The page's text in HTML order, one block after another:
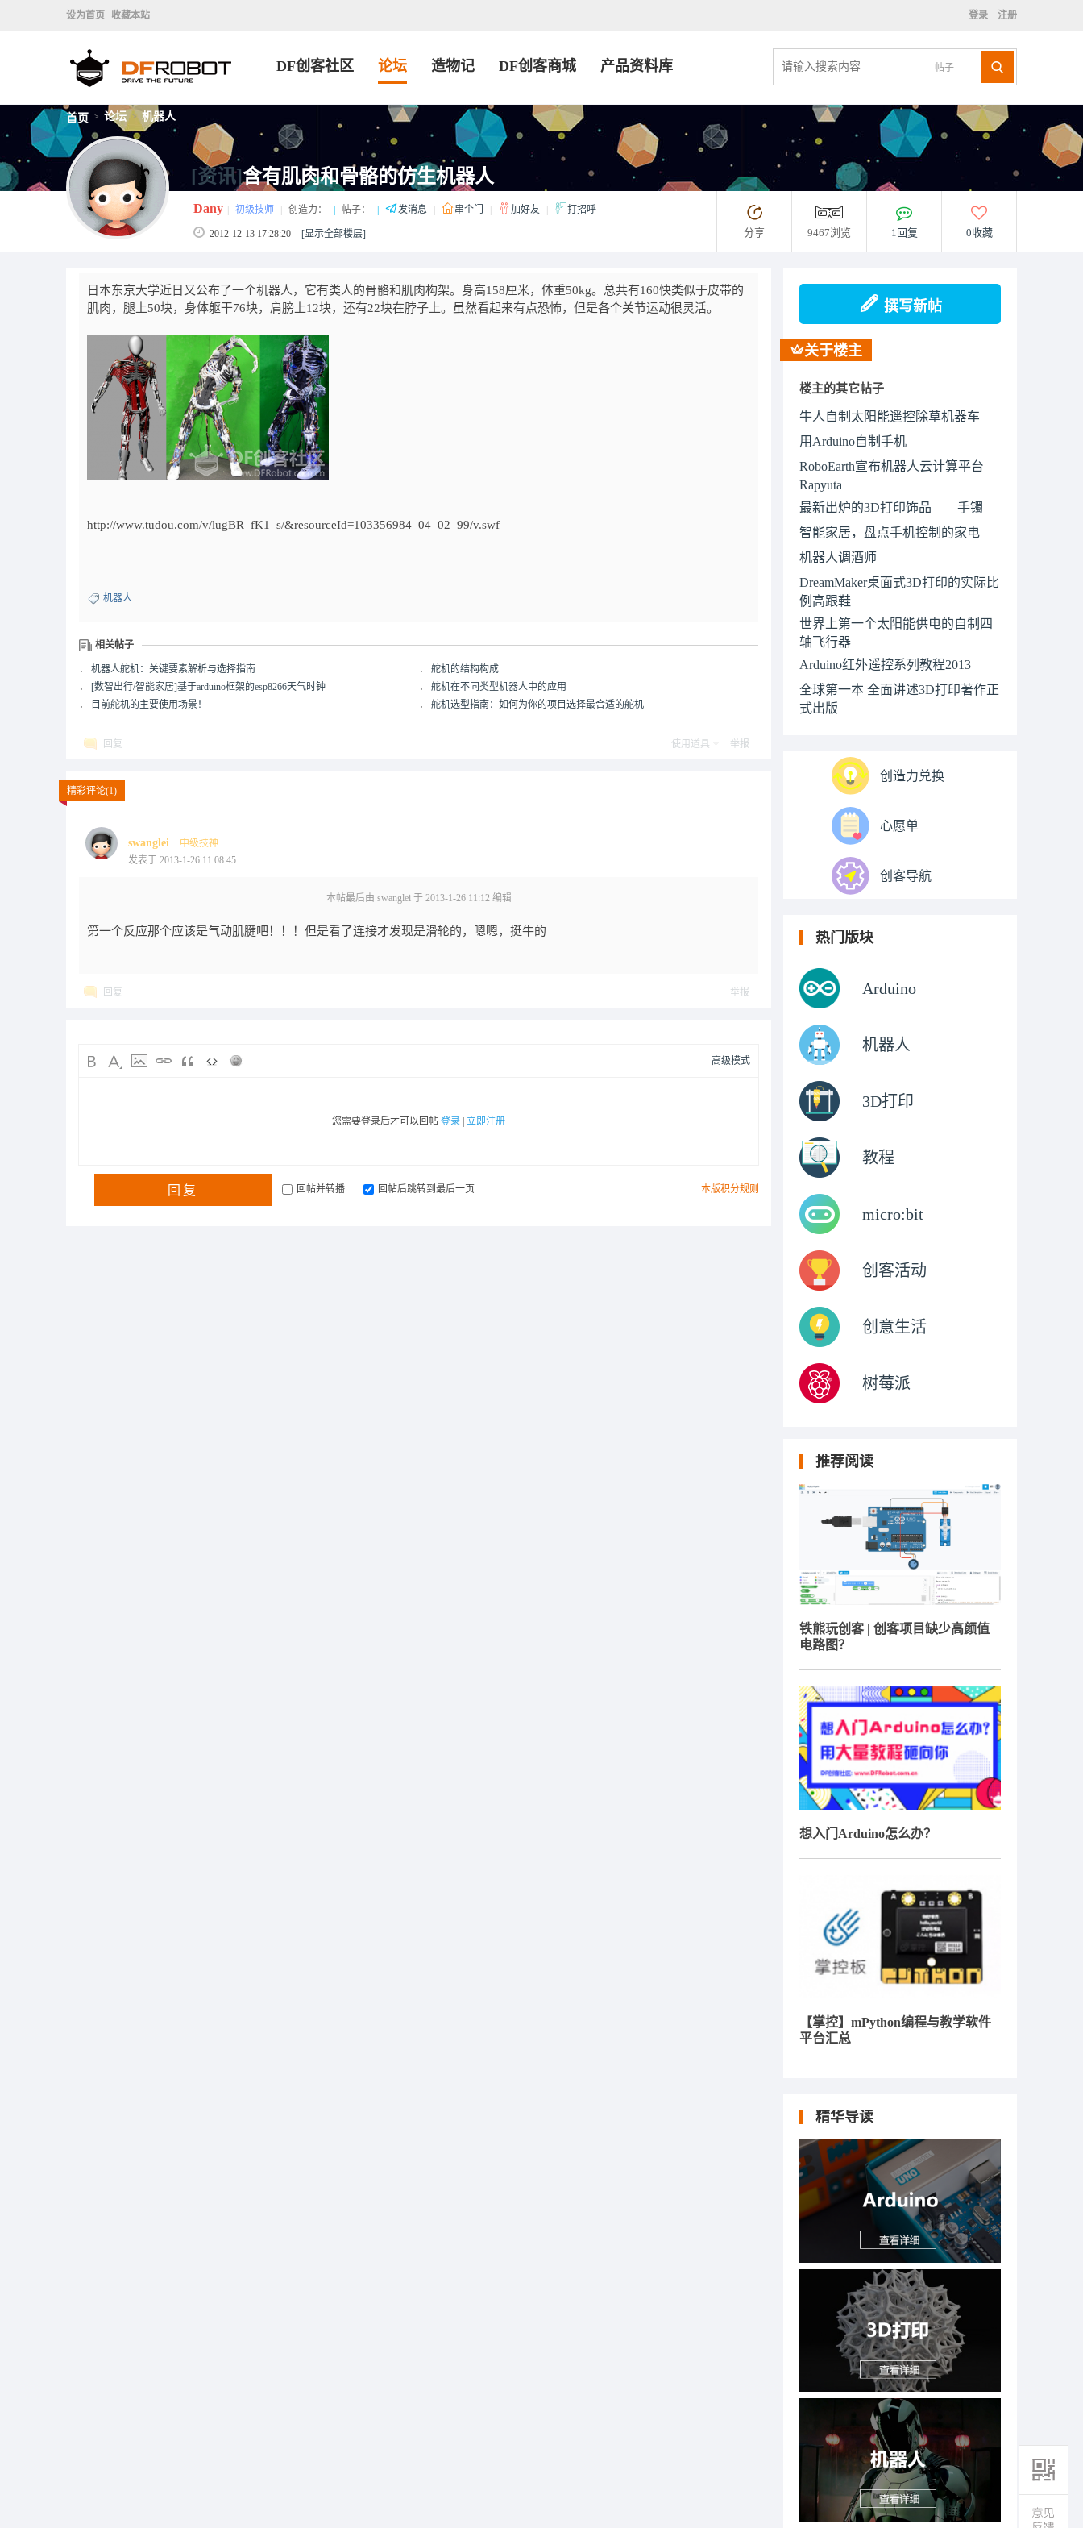
设为首页 收藏本站 登录 注册
帖子
DF创客社区 论坛 造物记 DF创客商城 产品资料库
首页 > 论坛 > 机器人
[资讯]含有肌肉和骨骼的仿生机器人
Dany 初级技师 创造力： 帖子： 发消息 串个门 加好友 打招呼
2012-12-13 17:28:20 [显示全部楼层] 分享 9467浏览 1回复 0收藏
日本东京大学近日又公布了一个机器人 ，它有类人的骨骼和肌肉构架。身高158厘米，体重50kg。总共有160快类似于皮带的
肌肉，腿上50块，身体躯干76块，肩膀上12块，还有22块在脖子上。虽然看起来有点恐怖，但是各个关节运动很灵活。
http://www.tudou.com/v/lugBR_fK1_s/&resourceId=103356984_04_02_99/v.swf
机器人
相关帖子
． 机器人舵机：关键要素解析与选择指南 ． 舵机的结构构成
． [数智出行/智能家居]基于arduino框架的esp8266天气时钟 ． 舵机在不同类型机器人中的应用
．
目前舵机的主要使用场景！ ． 舵机选型指南：如何为你的项目选择最合适的舵机
回复 使用道具 举报
精彩评论(1)
swanglei
中级技神
发表于 2013-1-26 11:08:45
本帖最后由 swanglei 于 2013-1-26 11:12 编辑
第一个反应那个应该是气动肌腱吧！！！但是看了连接才发现是滑轮的，嗯嗯，挺牛的
回复 举报
高级模式
您需要登录后才可以回帖 登录 立即注册
本版积分规则
回复 回帖并转播 回帖后跳转到最后一页
撰写新帖
关于楼主
楼主的其它帖子
牛人自制太阳能遥控除草机器车
用Arduino自制手机
RoboEarth宣布机器人云计算平台
Rapyuta
最新出炉的3D打印饰品——手镯
智能家居，盘点手机控制的家电
机器人调酒师
DreamMaker桌面式3D打印的实际比
例高跟鞋
世界上第一个太阳能供电的自制四
轴飞行器
Arduino红外遥控系列教程2013
全球第一本 全面讲述3D打印著作正
式出版
创造力兑换
心愿单
创客导航
热门版块
Arduino
机器人
3D打印
教程
micro:bit
创客活动
创意生活
树莓派
推荐阅读
铁熊玩创客 | 创客项目缺少高颜值
电路图？
想入门Arduino怎么办？
【掌控】mPython编程与教学软件
平台汇总
精华导读